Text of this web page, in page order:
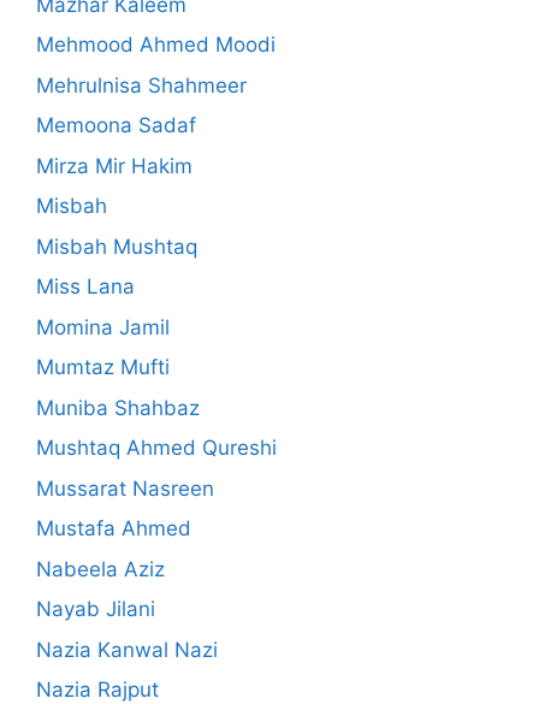
Mehmood Ahmed Moodi
Mehrulnisa Shahmeer
Memoona Sadaf
Mirza Mir Hakim
Misbah
Misbah Mushtaq
Miss Lana
Momina Jamil
Mumtaz Mufti
Muniba Shahbaz
Mushtaq Ahmed Qureshi
Mussarat Nasreen
Mustafa Ahmed
Nabeela Aziz
Nayab Jilani
Nazia Kanwal Nazi
Nazia Rajput